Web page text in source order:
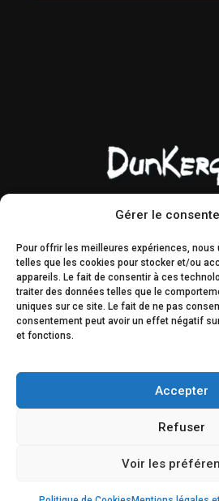
Gérer le
Pour offrir les meilleures expériences,
telles que les cookies pour stocker et/ou
appareils. Le fait de consentir à ces
traiter des données telles que le
uniques sur ce site. Le fait de ne pas
consentement peut avoir un effet négatif
et fonctions.
Accepter
Refuser
Voir les
Droit à l’image
Plan du site
AMI
Concertation du public